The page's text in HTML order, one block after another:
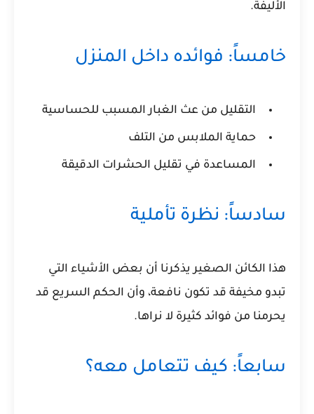
الأليفة.
خامساً: فوائده داخل المنزل
التقليل من عث الغبار المسبب للحساسية
حماية الملابس من التلف
المساعدة في تقليل الحشرات الدقيقة
سادساً: نظرة تأملية
هذا الكائن الصغير يذكرنا أن بعض الأشياء التي
تبدو مخيفة قد تكون نافعة، وأن الحكم السريع قد
يحرمنا من فوائد كثيرة لا نراها.
سابعاً: كيف تتعامل معه؟